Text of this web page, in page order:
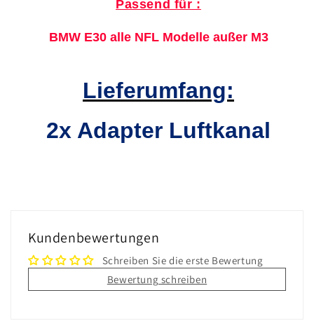
Passend für :
BMW E30 alle NFL Modelle außer M3
Lieferumfang:
2x Adapter Luftkanal
Kundenbewertungen
Schreiben Sie die erste Bewertung
Bewertung schreiben